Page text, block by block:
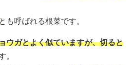
も呼ばれる根菜です。
ウガとよく似ていますが、切ると
。